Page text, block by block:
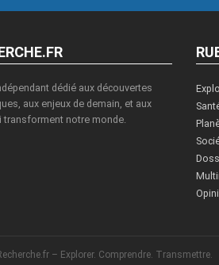
dédié aux découvertes
aux enjeux de demain, et aux
transforment notre monde.
– Explorer. Comprendre. Transmettre.